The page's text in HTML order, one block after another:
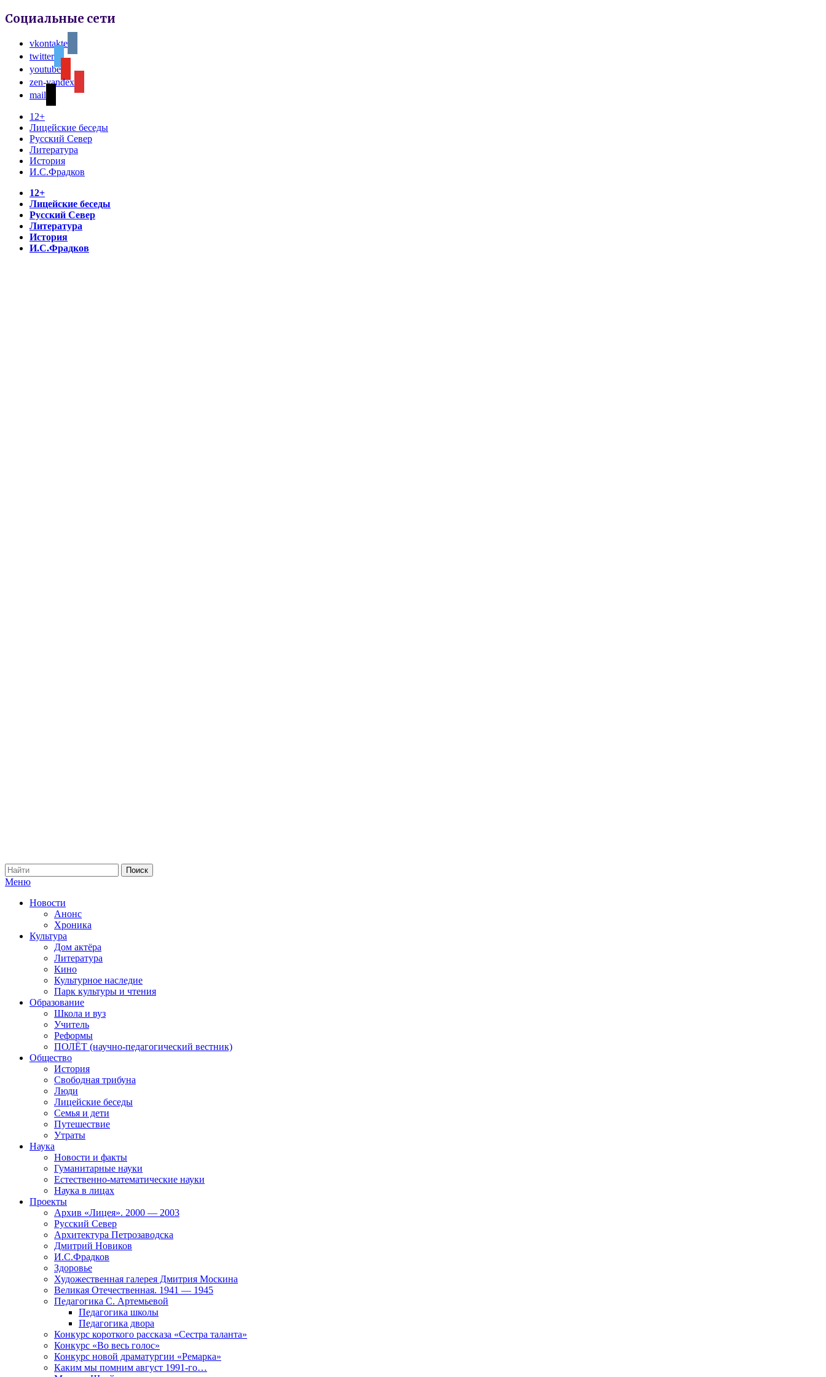
Социальные сети
vkontakte
twitter
youtube
zen-yandex
mail
12+
Лицейские беседы
Русский Север
Литература
История
И.С.Фрадков
12+
Лицейские беседы
Русский Север
Литература
История
И.С.Фрадков
Меню
Новости
Анонс
Хроника
Культура
Дом актёра
Литература
Кино
Культурное наследие
Парк культуры и чтения
Образование
Школа и вуз
Учитель
Реформы
ПОЛЁТ (научно-педагогический вестник)
Общество
История
Свободная трибуна
Люди
Лицейские беседы
Семья и дети
Путешествие
Утраты
Наука
Новости и факты
Гуманитарные науки
Естественно-математические науки
Наука в лицах
Проекты
Архив «Лицея». 2000 — 2003
Русский Север
Архитектура Петрозаводска
Дмитрий Новиков
И.С.Фрадков
Здоровье
Художественная галерея Дмитрия Москина
Великая Отечественная. 1941 — 1945
Педагогика С. Артемьевой
Педагогика школы
Педагогика двора
Конкурс короткого рассказа «Сестра таланта»
Конкурс «Во весь голос»
Конкурс новой драматургии «Ремарка»
Каким мы помним август 1991-го…